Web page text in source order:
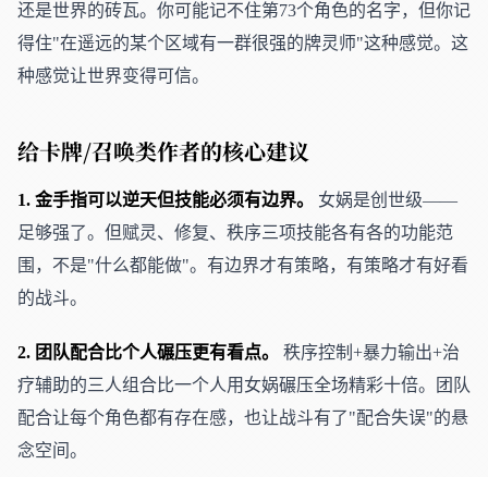
还是世界的砖瓦。你可能记不住第73个角色的名字，但你记
得住"在遥远的某个区域有一群很强的牌灵师"这种感觉。这
种感觉让世界变得可信。
给卡牌/召唤类作者的核心建议
1. 金手指可以逆天但技能必须有边界。
女娲是创世级——
足够强了。但赋灵、修复、秩序三项技能各有各的功能范
围，不是"什么都能做"。有边界才有策略，有策略才有好看
的战斗。
2. 团队配合比个人碾压更有看点。
秩序控制+暴力输出+治
疗辅助的三人组合比一个人用女娲碾压全场精彩十倍。团队
配合让每个角色都有存在感，也让战斗有了"配合失误"的悬
念空间。